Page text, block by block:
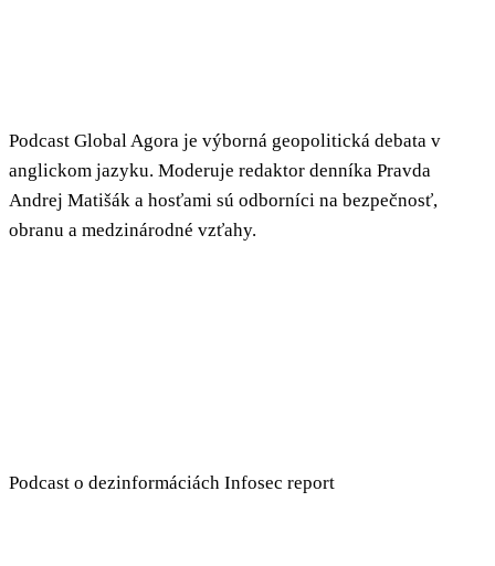
Podcast Global Agora je výborná geopolitická debata v
anglickom jazyku. Moderuje redaktor denníka Pravda
Andrej Matišák a hosťami sú odborníci na bezpečnosť,
obranu a medzinárodné vzťahy.
Podcast o dezinformáciách Infosec report